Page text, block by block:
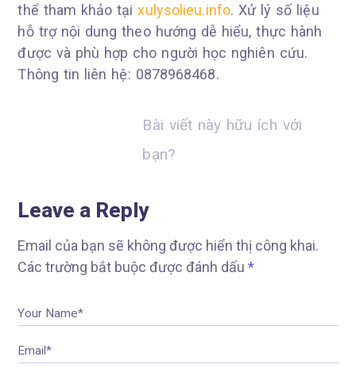
thể tham khảo tạixulysolieu.info. Xử lý số liệu
hỗ trợ nội dung theo hướng dễ hiểu, thực hành
được và phù hợp cho người học nghiên cứu.
Thông tin liên hệ: 0878968468.
Bài viết này hữu ích với
bạn?
Leave a Reply
Email của bạn sẽ không được hiển thị công khai.
Các trường bắt buộc được đánh dấu*
Your Name*
Email*